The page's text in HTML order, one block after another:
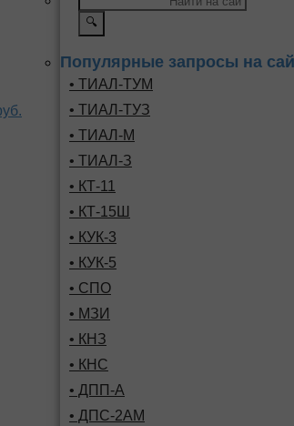
🔍
Популярные запросы на
• ТИАЛ-ТУМ
• ТИАЛ-ТУЗ
• ТИАЛ-М
• ТИАЛ-З
• КТ-11
• КТ-15Ш
• КУК-3
• КУК-5
• СПО
• МЗИ
• КНЗ
• КНС
• ДПП-А
• ДПС-2АМ